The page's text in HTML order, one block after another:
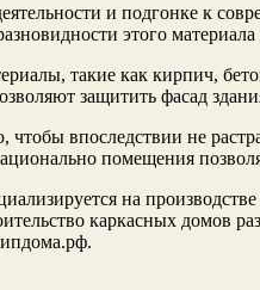
и подгонке к
этого
такие как кирпич,
защитить фасад
впоследствии не
помещения
на
каркасных